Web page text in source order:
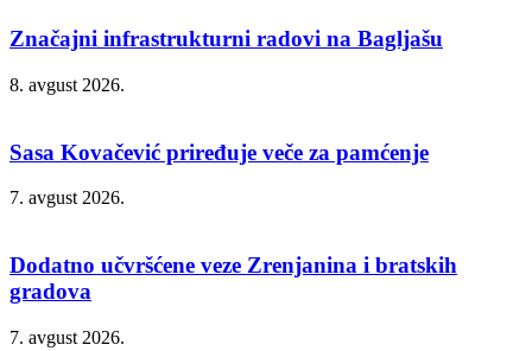
Značajni infrastrukturni radovi na Bagljašu
8. avgust 2026.
Sasa Kovačević priređuje veče za pamćenje
7. avgust 2026.
Dodatno učvršćene veze Zrenjanina i bratskih
gradova
7. avgust 2026.